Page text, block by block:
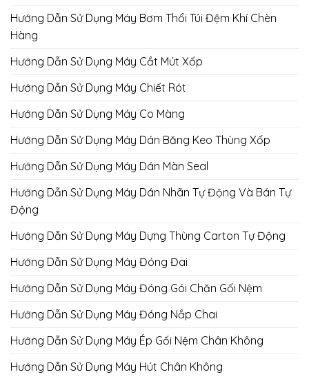
Hướng Dẫn Sử Dụng Máy Bơm Thổi Túi Đệm Khí Chèn
Hàng
Hướng Dẫn Sử Dụng Máy Cắt Mút Xốp
Hướng Dẫn Sử Dụng Máy Chiết Rót
Hướng Dẫn Sử Dụng Máy Co Màng
Hướng Dẫn Sử Dụng Máy Dán Băng Keo Thùng Xốp
Hướng Dẫn Sử Dụng Máy Dán Màn Seal
Hướng Dẫn Sử Dụng Máy Dán Nhãn Tự Động Và Bán Tự
Động
Hướng Dẫn Sử Dụng Máy Dựng Thùng Carton Tự Động
Hướng Dẫn Sử Dụng Máy Đóng Đai
Hướng Dẫn Sử Dụng Máy Đóng Gói Chăn Gối Nệm
Hướng Dẫn Sử Dụng Máy Đóng Nắp Chai
Hướng Dẫn Sử Dụng Máy Ép Gối Nệm Chân Không
Hướng Dẫn Sử Dụng Máy Hút Chân Không